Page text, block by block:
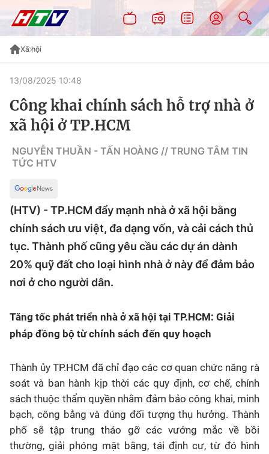
Xã hội
13/08/2025 10:48
Công khai chính sách hỗ trợ nhà ở
xã hội ở TP.HCM
NGUYỄN THUẦN - TẤN HOÀNG // TRUNG TÂM TIN
TỨC HTV
(HTV) - TP.HCM đẩy mạnh nhà ở xã hội bằng
chính sách ưu việt, đa dạng vốn, và cải cách thủ
tục. Thành phố cũng yêu cầu các dự án dành
20% quỹ đất cho loại hình nhà ở này để đảm bảo
nơi ở cho người dân.
Tăng tốc phát triển nhà ở xã hội tại TP.HCM: Giải
pháp đồng bộ từ chính sách đến quy hoạch
Thành ủy TP.HCM đã chỉ đạo các cơ quan chức năng rà
soát và ban hành kịp thời các quy định, cơ chế, chính
sách thuộc thẩm quyền nhằm đảm bảo công khai, minh
bạch, công bằng và đúng đối tượng thụ hưởng. Thành
phố sẽ tập trung tháo gỡ các vướng mắc về bồi
thường, giải phóng mặt bằng, tái định cư, từ đó hình